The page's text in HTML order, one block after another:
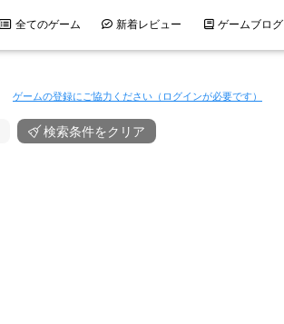
全てのゲーム 新着レビュー ゲームブログ
ゲームの登録にご協力ください（ログインが必要です）
検索条件をクリア